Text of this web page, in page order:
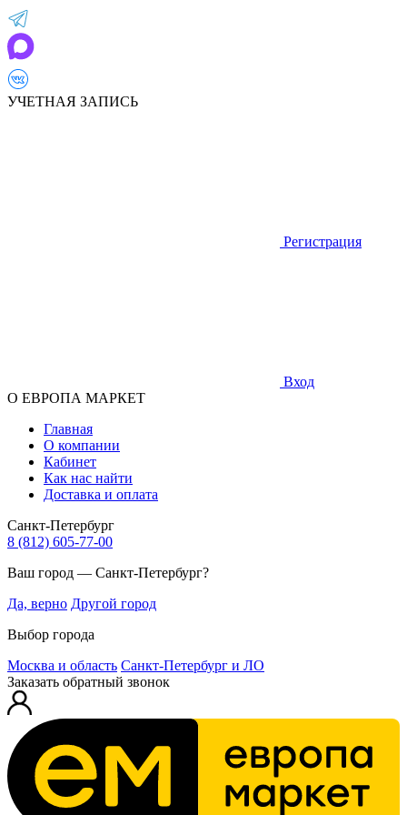
УЧЕТНАЯ ЗАПИСЬ
Регистрация
Вход
О ЕВРОПА МАРКЕТ
Главная
О компании
Кабинет
Как нас найти
Доставка и оплата
Санкт-Петербург
8 (812) 605-77-00
Ваш город — Санкт-Петербург?
Да, верно Другой город
Выбор города
Москва и область Санкт-Петербург и ЛО
Заказать обратный звонок